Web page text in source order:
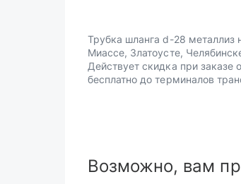
Трубка шланга d-28 металлиз
Миассе, Златоусте,
Действует скидка при заказе
бесплатно до терминалов
Возможно, вам